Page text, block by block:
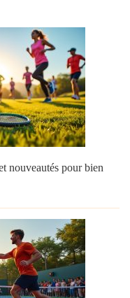
nouveautés pour bien